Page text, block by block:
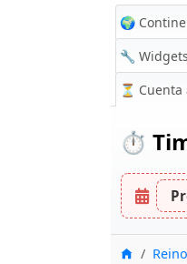
🌍
🔧
⏳ Cuenta
⏱️
Inicio